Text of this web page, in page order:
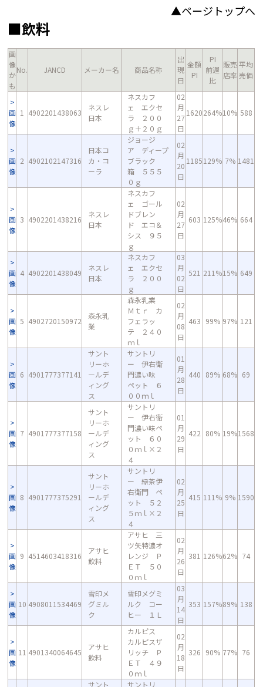
▲ページトップへ
■飲料
画
像
か
も
No. JANCD メーカー名 商品名称
出
現
日
金額
PI
PI
前週
比
販売
店率
平均
売価
画
像
1 4902201438063
ネスレ
日本
ネスカフ
ェ エクセ
ラ ２００
ｇ＋２０ｇ
02
月
27
日
1620264%10% 588
画
像
2 4902102147316
日本コ
カ・コ
ーラ
ジョージ
ア ディープ
ブラック
箱 ５５５
０ｇ
02
月
20
日
1185129% 7% 1481
画
像
3 4902201438216
ネスレ
日本
ネスカフ
ェ ゴール
ドブレン
ド エコ＆
シス ９５
ｇ
02
月
27
日
603 125%46% 664
画
像
4 4902201438049
ネスレ
日本
ネスカフ
ェ エクセ
ラ ２００
ｇ
03
月
02
日
521 211%15% 649
画
像
5 4902720150972
森永乳
業
森永乳業
Ｍｔｒ カ
フェラッ
テ ２４０
ｍｌ
02
月
08
日
463 99% 97% 121
画
像
6 4901777377141
サント
リーホ
ールデ
ィング
ス
サントリ
ー 伊右衛
門濃い味
ペット ６
００ｍｌ
01
月
28
日
440 89% 68% 69
画
像
7 4901777377158
サント
リーホ
ールデ
ィング
ス
サントリ
ー 伊右衛
門濃い味ペ
ット ６０
０ｍｌ×２
４
01
月
29
日
422 80% 19%1568
画
像
8 4901777375291
サント
リーホ
ールデ
ィング
ス
サントリ
ー 緑茶伊
右衛門 ペ
ット ５２
５ｍｌ×２
４
02
月
25
日
415 111% 9% 1590
画
像
9 4514603418316
アサヒ
飲料
アサヒ 三
ツ矢特濃オ
レンジ Ｐ
ＥＴ ５０
０ｍｌ
02
月
26
日
381 126%62% 74
画
像
10 4908011534469
雪印メ
グミル
ク
雪印メグミ
ルク コー
ヒー １Ｌ
03
月
14
日
353 157%89% 138
画
像
11 4901340064645
アサヒ
飲料
カルピス
カルピスザ
リッチ Ｐ
ＥＴ ４９
０ｍｌ
02
月
18
日
326 90% 77% 76
サント
サントリ